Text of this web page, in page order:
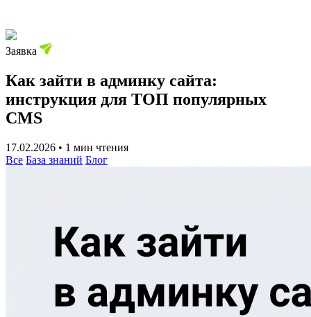
Заявка
Как зайти в админку сайта:
инструкция для ТОП популярных
CMS
17.02.2026 • 1 мин чтения
Все База знаний Блог